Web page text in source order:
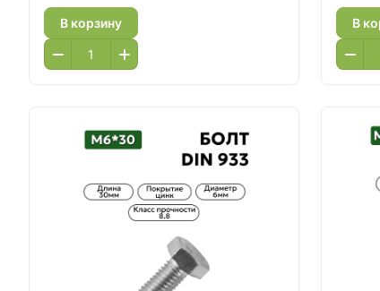
В корзину В